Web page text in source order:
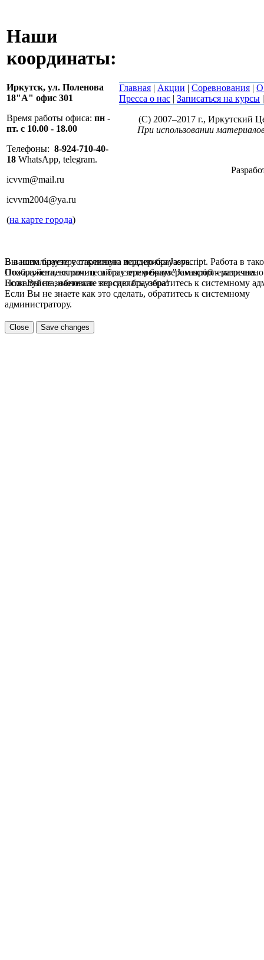
Наши
координаты:
Иркутск, ул. Поленова
18"А" офис 301
Время работы офиса: пн -
пт. с 10.00 - 18.00
Телефоны: 8-924-710-40-
18 WhatsApp, telegram.
icvvm@mail.ru
icvvm2004@ya.ru
(на карте города)
Главная | Акции | Соревнования | О
Пресса о нас | Записаться на курсы
(C) 2007–2017 г., Иркутский
При использовании
В вашем браузере отключена поддержка Jasvscript. Работа в
Пожалуйста, включите в браузере режим "Javascript -
Если Вы не знаете как это сделать, обратитесь к системному
Вы используете устаревшую версию браузера.
Отображение страниц сайта с этим браузером проблематична.
Пожалуйста, обновите версию браузера!
Если Вы не знаете как это сделать, обратитесь к системному
администратору.
Close Save changes